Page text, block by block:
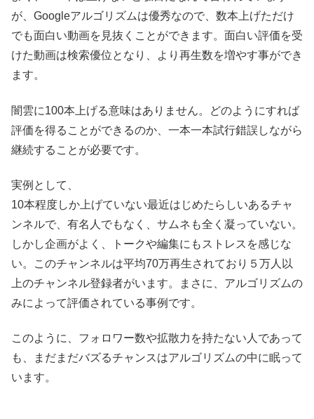
が、Googleアルゴリズムは優秀なので、数本上げただけ
でも面白い動画を見抜くことができます。面白い評価を受
けた動画は検索優位となり、より再生数を増やす事ができ
ます。
闇雲に100本上げる意味はありません。どのようにすれば
評価を得ることができるのか、一本一本試行錯誤しながら
継続することが必要です。
実例として、
10本程度しか上げていない最近はじめたらしいあるチャ
ンネルで、有名人でもなく、サムネも全く凝っていない。
しかし企画がよく、トークや編集にもストレスを感じな
い。このチャンネルは平均70万再生されており５万人以
上のチャンネル登録者がいます。まさに、アルゴリズムの
みによって評価されている事例です。
このように、フォロワー数や拡散力を持たない人であって
も、まだまだバズるチャンスはアルゴリズムの中に眠って
います。